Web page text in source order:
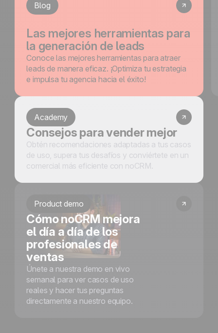
Blog
Las mejores herramientas para
la generación de leads
Conoce las mejores herramientas para atraer
leads de manera eficaz. ¡Optimiza tu estrategia
e impulsa tu agencia hacia el éxito!
Academy
Consejos para vender mejor
Obtén recomendaciones adaptadas a tus casos
de uso, supera tus desafíos y conviértete en un
comercial más eficiente con noCRM.
Product demo
Cómo noCRM mejora
el día a día de los
profesionales de
ventas
Únete a nuestra demo en vivo
semanal para ver casos de uso
reales y hacer tus preguntas
directamente a nuestro equipo.